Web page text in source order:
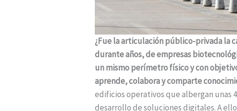
¿Fue la articulación público-privada la
durante años, de empresas
un mismo perímetro físico y con
aprende, colabora y comparte
edificios operativos que albergan unas
desarrollo de soluciones digitales. A